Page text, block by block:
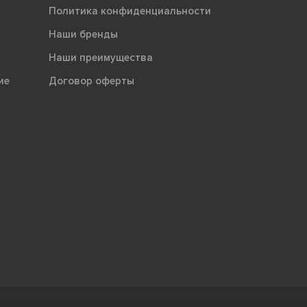
Политика конфиденциальности
Наши бренды
Наши преимущества
Договор оферты